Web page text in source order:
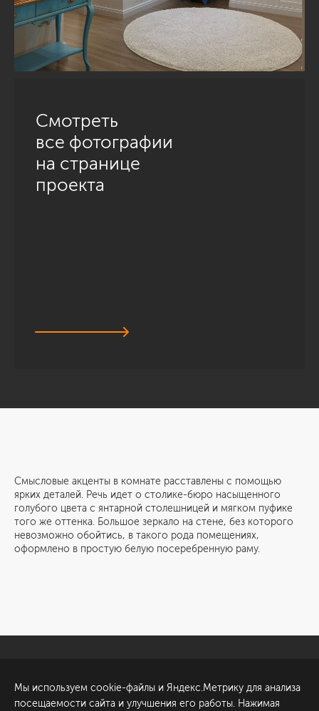
Смотреть
все фотографии
на странице
проекта
Смысловые акценты в комнате расставлены с помощью
ярких деталей. Речь идет о столике-бюро насыщенного
голубого цвета с янтарной столешницей и мягком пуфике
того же оттенка. Большое зеркало на стене, без которого
невозможно обойтись, в такого рода помещениях,
оформлено в простую белую посеребренную раму.
Обсудить проект
ул. Академика Павлова, 6
Мы используем cookie-файлы и Яндекс.Метрику для анализа
посещаемости сайта и улучшения его работы. Нажимая